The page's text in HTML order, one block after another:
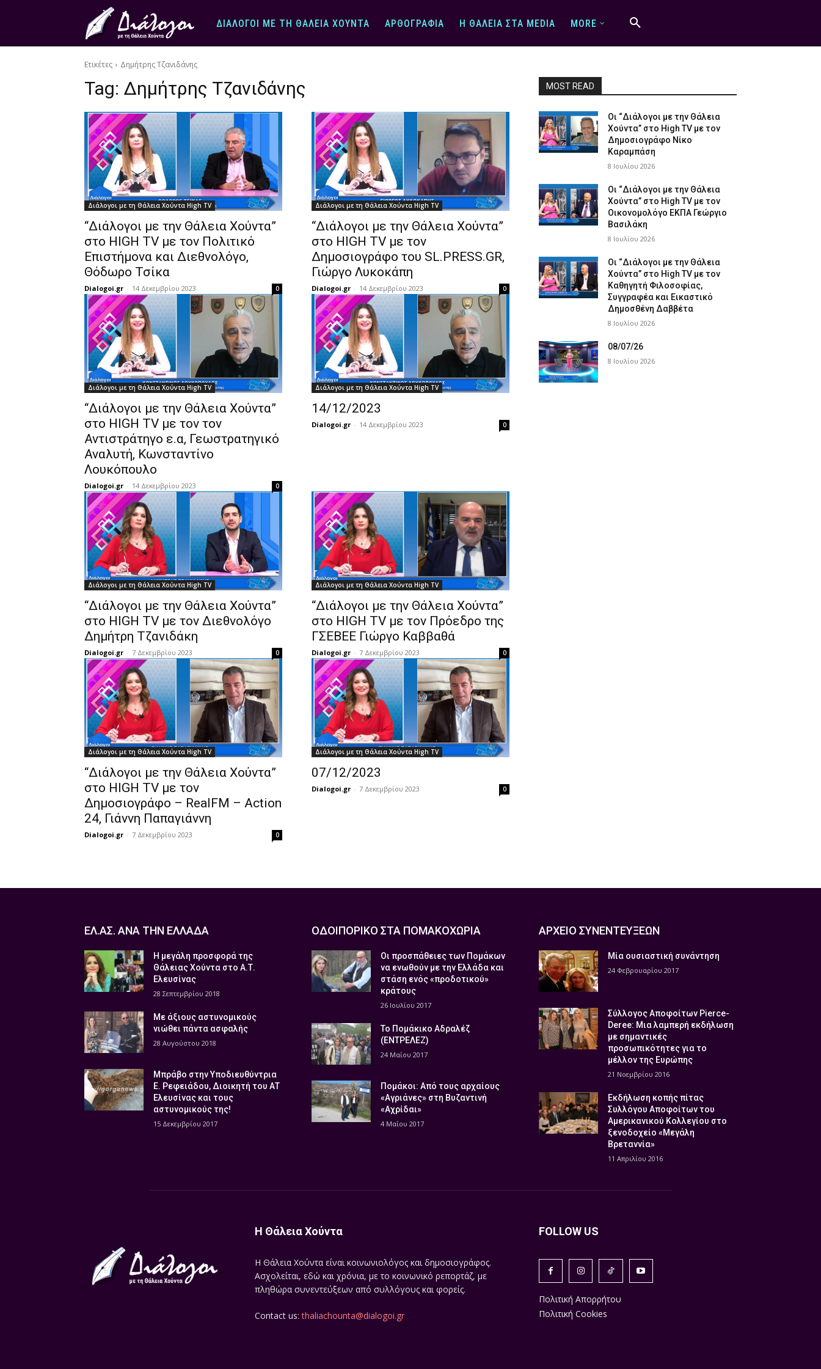
ΔΙΆΛΟΓΟΙ ΜΕ ΤΗ ΘΆΛΕΙΑ ΧΟΎΝΤΑ ΑΡΘΟΓΡΑΦΊΑ Η ΘΆΛΕΙΑ ΣΤΑ MEDIA MORE
Ετικέτες Δημήτρης Τζανιδάνης
Tag: Δημήτρης Τζανιδάνης
Διάλογοι με τη Θάλεια Χούντα High TV
“Διάλογοι με την Θάλεια Χούντα”
στο HIGH TV με τον Πολιτικό
Επιστήμονα και Διεθνολόγο,
Θόδωρο Τσίκα
Dialogoi.gr - 14 Δεκεμβρίου 2023 0
Διάλογοι με τη Θάλεια Χούντα High TV
“Διάλογοι με την Θάλεια Χούντα”
στο HIGH TV με τον
Δημοσιογράφο του SL.PRESS.GR,
Γιώργο Λυκοκάπη
Dialogoi.gr - 14 Δεκεμβρίου 2023 0
Διάλογοι με τη Θάλεια Χούντα High TV
“Διάλογοι με την Θάλεια Χούντα”
στο HIGH TV με τον τον
Αντιστράτηγο ε.α, Γεωστρατηγικό
Αναλυτή, Κωνσταντίνο
Λουκόπουλο
Dialogoi.gr - 14 Δεκεμβρίου 2023 0
Διάλογοι με τη Θάλεια Χούντα High TV
14/12/2023
Dialogoi.gr - 14 Δεκεμβρίου 2023 0
Διάλογοι με τη Θάλεια Χούντα High TV
“Διάλογοι με την Θάλεια Χούντα”
στο HIGH TV με τον Διεθνολόγο
Δημήτρη Τζανιδάκη
Dialogoi.gr - 7 Δεκεμβρίου 2023 0
Διάλογοι με τη Θάλεια Χούντα High TV
“Διάλογοι με την Θάλεια Χούντα”
στο HIGH TV με τον Πρόεδρο της
ΓΣΕΒΕΕ Γιώργο Καββαθά
Dialogoi.gr - 7 Δεκεμβρίου 2023 0
Διάλογοι με τη Θάλεια Χούντα High TV
“Διάλογοι με την Θάλεια Χούντα”
στο HIGH TV με τον
Δημοσιογράφο – RealFM – Action
24, Γιάννη Παπαγιάννη
Dialogoi.gr - 7 Δεκεμβρίου 2023 0
Διάλογοι με τη Θάλεια Χούντα High TV
07/12/2023
Dialogoi.gr - 7 Δεκεμβρίου 2023 0
MOST READ
Οι “Διάλογοι με την Θάλεια
Χούντα” στο High TV με τον
Δημοσιογράφο Νίκο
Καραμπάση
8 Ιουλίου 2026
Οι “Διάλογοι με την Θάλεια
Χούντα” στο High TV με τον
Οικονομολόγο ΕΚΠΑ Γεώργιο
Βασιλάκη
8 Ιουλίου 2026
Οι “Διάλογοι με την Θάλεια
Χούντα” στο High TV με τον
Καθηγητή Φιλοσοφίας,
Συγγραφέα και Εικαστικό
Δημοσθένη Δαββέτα
8 Ιουλίου 2026
08/07/26
8 Ιουλίου 2026
ΕΛ.ΑΣ. ΑΝΑ ΤΗΝ ΕΛΛΑΔΑ
Η μεγάλη προσφορά της
Θάλειας Χούντα στο Α.Τ.
Ελευσίνας
28 Σεπτεμβρίου 2018
Με άξιους αστυνομικούς
νιώθει πάντα ασφαλής
28 Αυγούστου 2018
Μπράβο στην Υποδιευθύντρια
Ε. Ρεφειάδου, Διοικητή του ΑΤ
Ελευσίνας και τους
αστυνομικούς της!
15 Δεκεμβρίου 2017
ΟΔΟΙΠΟΡΙΚΟ ΣΤΑ ΠΟΜΑΚΟΧΩΡΙΑ
Οι προσπάθειες των Πομάκων
να ενωθούν με την Ελλάδα και
στάση ενός «προδοτικού»
κράτους
26 Ιουλίου 2017
Το Πομάκικο Αδραλέζ
(ΕΝΤΡΕΛΕΖ)
24 Μαΐου 2017
Πομάκοι: Από τους αρχαίους
«Αγριάνες» στη Βυζαντινή
«Αχρίδαι»
4 Μαΐου 2017
ΑΡΧΕΙΟ ΣΥΝΕΝΤΕΥΞΕΩΝ
Μία ουσιαστική συνάντηση
24 Φεβρουαρίου 2017
Σύλλογος Αποφοίτων Pierce-
Deree: Μια λαμπερή εκδήλωση
με σημαντικές
προσωπικότητες για το
μέλλον της Ευρώπης
21 Νοεμβρίου 2016
Εκδήλωση κοπής πίτας
Συλλόγου Αποφοίτων του
Αμερικανικού Κολλεγίου στο
ξενοδοχείο «Μεγάλη
Βρεταννία»
11 Απριλίου 2016
Η Θάλεια Χούντα
Η Θάλεια Χούντα είναι κοινωνιολόγος και δημοσιογράφος.
Ασχολείται, εδώ και χρόνια, με το κοινωνικό ρεπορτάζ, με
πληθώρα συνεντεύξεων από συλλόγους και φορείς.
Contact us:thaliachounta@dialogoi.gr
FOLLOW US
Πολιτική Απορρήτου
Πολιτική Cookies